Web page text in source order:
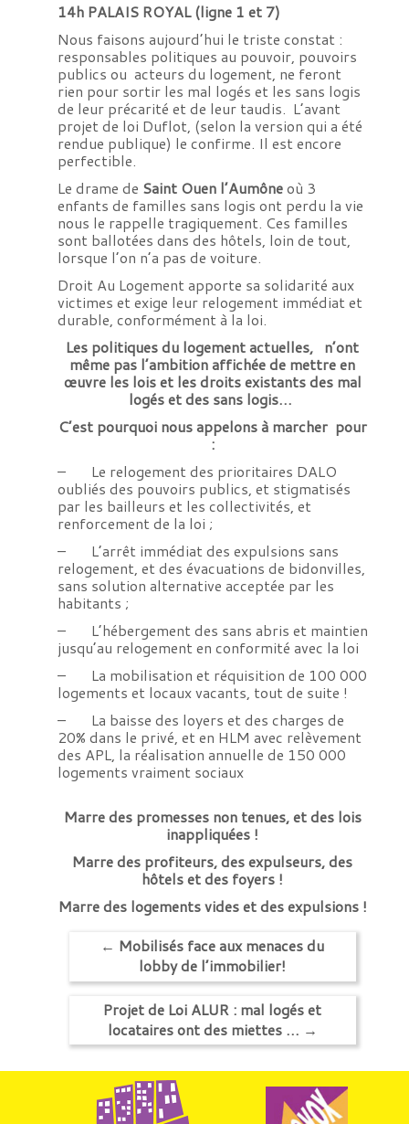
14h PALAIS ROYAL (ligne 1 et 7)
Nous faisons aujourd’hui le triste constat :
responsables politiques au pouvoir, pouvoirs
publics ou acteurs du logement, ne feront
rien pour sortir les mal logés et les sans logis
de leur précarité et de leur taudis. L’avant
projet de loi Duflot, (selon la version qui a été
rendue publique) le confirme. Il est encore
perfectible.
Le drame de Saint Ouen l’Aumôneoù 3
enfants de familles sans logis ont perdu la vie
nous le rappelle tragiquement. Ces familles
sont ballotées dans des hôtels, loin de tout,
lorsque l’on n’a pas de voiture.
Droit Au Logement apporte sa solidarité aux
victimes et exige leur relogement immédiat et
durable, conformément à la loi.
Les politiques du logement actuelles, n’ont
même pas l’ambition affichée de mettre en
œuvre les lois et les droits existants des mal
logés et des sans logis…
C’est pourquoi nous appelons à marcher pour
:
– Le relogement des prioritaires DALO
oubliés des pouvoirs publics, et stigmatisés
par les bailleurs et les collectivités, et
renforcement de la loi ;
– L’arrêt immédiat des expulsions sans
relogement, et des évacuations de bidonvilles,
sans solution alternative acceptée par les
habitants ;
– L’hébergement des sans abris et maintien
jusqu’au relogement en conformité avec la loi
– La mobilisation et réquisition de 100 000
logements et locaux vacants, tout de suite !
– La baisse des loyers et des charges de
20% dans le privé, et en HLM avec relèvement
des APL, la réalisation annuelle de 150 000
logements vraiment sociaux
Marre des promesses non tenues, et des lois
inappliquées !
Marre des profiteurs, des expulseurs, des
hôtels et des foyers !
Marre des logements vides et des expulsions !
← Mobilisés face aux menaces du
lobby de l’immobilier!
Projet de Loi ALUR : mal logés et
locataires ont des miettes … →